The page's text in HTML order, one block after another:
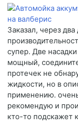
Заказал, через
супер. Две
мощный,
протечек не
жидкости, но в
применению.
рекомендую и
кто-то подскажет